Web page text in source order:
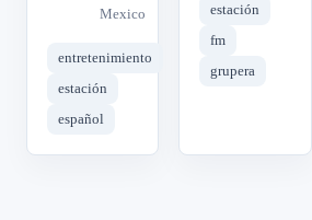
Mexico
entretenimiento
estación
español
estación
fm
grupera